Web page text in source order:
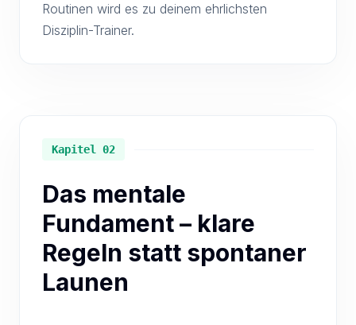
Routinen wird es zu deinem ehrlichsten
Disziplin-Trainer.
Kapitel 02
Das mentale
Fundament – klare
Regeln statt spontaner
Launen